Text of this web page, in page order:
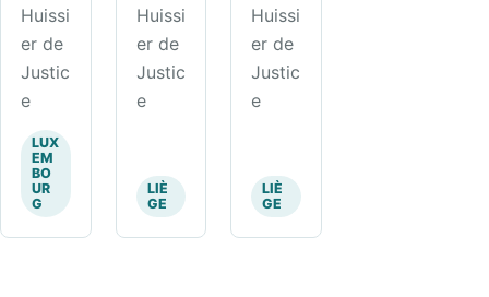
Huissi
er de
Justic
e
LUX
EM
BO
UR
G
Huissi
er de
Justic
e
LIÈ
GE
Huissi
er de
Justic
e
LIÈ
GE